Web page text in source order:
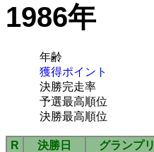
1986年
年齢
獲得ポイント
決勝完走率
予選最高順位
決勝最高順位
R 決勝日 グランプリ